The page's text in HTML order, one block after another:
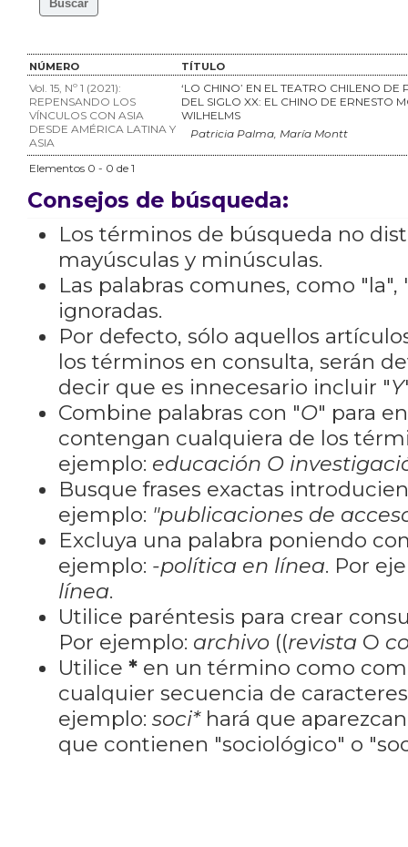
NÚMERO TÍTULO
Vol. 15, Nº 1 (2021):
REPENSANDO LOS
VÍNCULOS CON ASIA
DESDE AMÉRICA LATINA Y
ASIA
‘LO CHINO’ EN EL TEATRO CHILENO DE
DEL SIGLO XX: EL CHINO DE ERNESTO
WILHELMS
Patricia Palma, María Montt
Elementos 0 - 0 de 1
Consejos de búsqueda:
Los términos de búsqueda no
mayúsculas y minúsculas.
Las palabras comunes, como "la",
ignoradas.
Por defecto, sólo aquellos
los términos en consulta, serán
decir que es innecesario incluir "Y
Combine palabras con "O" para
contengan cualquiera de los
ejemplo: educación O
Busque frases exactas
ejemplo: "publicaciones de
Excluya una palabra poniendo
ejemplo: -política en línea. Por
línea.
Utilice paréntesis para crear
Por ejemplo: archivo ((revista O
Utilice *en un término como
cualquier secuencia de
ejemplo: soci*hará que
que contienen "sociológico" o